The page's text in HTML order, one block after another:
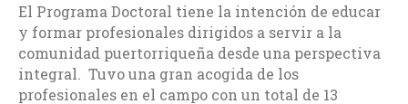
El Programa Doctoral tiene la intención de educar
y formar profesionales dirigidos a servir a la
comunidad puertorriqueña desde una perspectiva
integral. Tuvo una gran acogida de los
profesionales en el campo con un total de 13